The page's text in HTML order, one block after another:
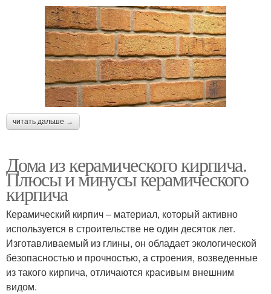
читать дальше →
Дома из керамического кирпича.
Плюсы и минусы керамического
кирпича
Керамический кирпич – материал, который активно
используется в строительстве не один десяток лет.
Изготавливаемый из глины, он обладает экологической
безопасностью и прочностью, а строения, возведенные
из такого кирпича, отличаются красивым внешним
видом.